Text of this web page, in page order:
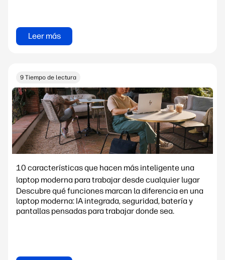
Leer más
9 Tiempo de lectura
10 características que hacen más inteligente una
laptop moderna para trabajar desde cualquier lugar
Descubre qué funciones marcan la diferencia en una
laptop moderna: IA integrada, seguridad, batería y
pantallas pensadas para trabajar donde sea.